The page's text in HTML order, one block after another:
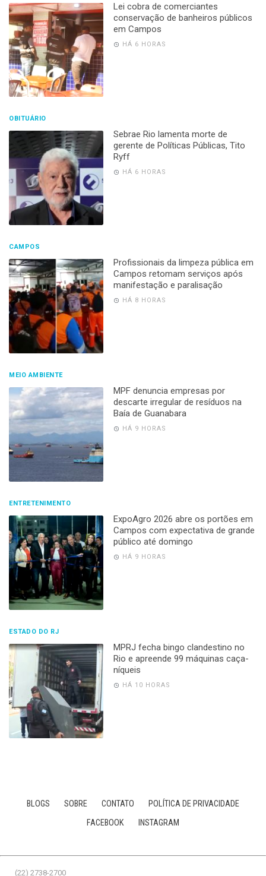
Lei cobra de comerciantes
conservação de banheiros públicos
em Campos
HÁ 6 HORAS
OBITUÁRIO
Sebrae Rio lamenta morte de
gerente de Políticas Públicas, Tito
Ryff
HÁ 6 HORAS
CAMPOS
Profissionais da limpeza pública em
Campos retomam serviços após
manifestação e paralisação
HÁ 8 HORAS
MEIO AMBIENTE
MPF denuncia empresas por
descarte irregular de resíduos na
Baía de Guanabara
HÁ 9 HORAS
ENTRETENIMENTO
ExpoAgro 2026 abre os portões em
Campos com expectativa de grande
público até domingo
HÁ 9 HORAS
ESTADO DO RJ
MPRJ fecha bingo clandestino no
Rio e apreende 99 máquinas caça-
níqueis
HÁ 10 HORAS
BLOGS SOBRE CONTATO
POLÍTICA DE PRIVACIDADE
FACEBOOK
INSTAGRAM
(22) 2738-2700